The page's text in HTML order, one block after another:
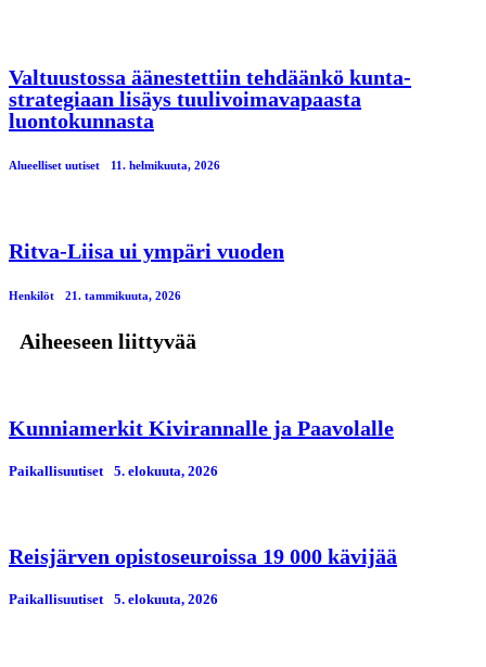
Valtuustossa äänestettiin tehdäänkö kunta-
strategiaan lisäys tuulivoimavapaasta
luontokunnasta
Alueelliset uutiset 11. helmikuuta, 2026
Ritva-Liisa ui ympäri vuoden
Henkilöt 21. tammikuuta, 2026
Aiheeseen liittyvää
Kunniamerkit Kivirannalle ja Paavolalle
Paikallisuutiset 5. elokuuta, 2026
Reisjärven opistoseuroissa 19 000 kävijää
Paikallisuutiset 5. elokuuta, 2026